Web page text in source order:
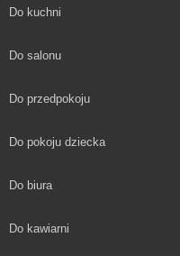
Fototapety
Do kuchni
Fototapety
Do salonu
Fototapety
Do przedpokoju
Fototapety
Do pokoju dziecka
Fototapety
Do biura
Fototapety
Do kawiarni